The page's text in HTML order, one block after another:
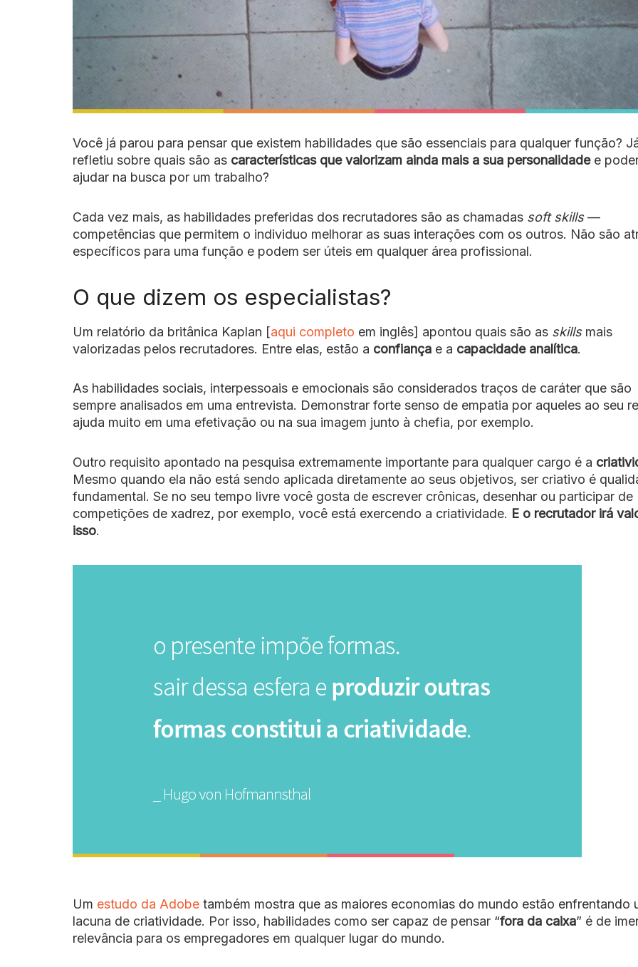
Você já parou para pensar que existem habilidades que são essenciais para qualquer função?
refletiu sobre quais são as características que valorizam ainda mais a sua personalidadee
ajudar na busca por um trabalho?
Cada vez mais, as habilidades preferidas dos recrutadores são as chamadas soft skills—
competências que permitem o individuo melhorar as suas interações com os outros. Não são
específicos para uma função e podem ser úteis em qualquer área profissional.
O que dizem os especialistas?
Um relatório da britânica Kaplan [aqui completo em inglês] apontou quais são as skillsmais
valorizadas pelos recrutadores. Entre elas, estão a confiança e a capacidade analítica.
As habilidades sociais, interpessoais e emocionais são considerados traços de caráter que são
sempre analisados em uma entrevista. Demonstrar forte senso de empatia por aqueles ao seu
ajuda muito em uma efetivação ou na sua imagem junto à chefia, por exemplo.
Outro requisito apontado na pesquisa extremamente importante para qualquer cargo é a
Mesmo quando ela não está sendo aplicada diretamente ao seus objetivos, ser criativo é
fundamental. Se no seu tempo livre você gosta de escrever crônicas, desenhar ou participar de
competições de xadrez, por exemplo, você está exercendo a criatividade. E o recrutador irá
isso.
Um estudo da Adobe também mostra que as maiores economias do mundo estão enfrentando
lacuna de criatividade. Por isso, habilidades como ser capaz de pensar “fora da caixa” é de
relevância para os empregadores em qualquer lugar do mundo.